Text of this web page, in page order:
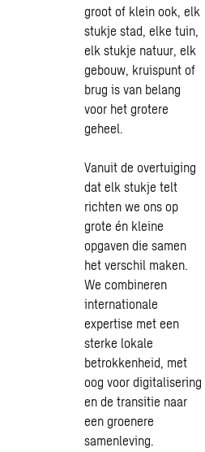
groot of klein ook, elk
stukje stad, elke tuin,
elk stukje natuur, elk
gebouw, kruispunt of
brug is van belang
voor het grotere
geheel.
Vanuit de overtuiging
dat elk stukje telt
richten we ons op
grote én kleine
opgaven die samen
het verschil maken.
We combineren
internationale
expertise met een
sterke lokale
betrokkenheid, met
oog voor digitalisering
en de transitie naar
een groenere
samenleving.